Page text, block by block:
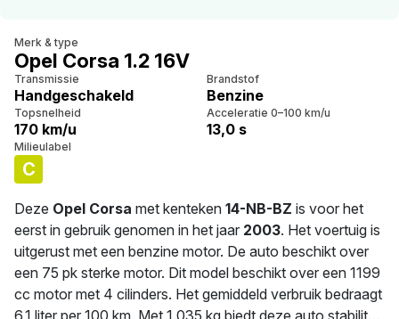
Merk & type
Opel Corsa 1.2 16V
Transmissie
Handgeschakeld
Brandstof
Benzine
Topsnelheid
170 km/u
Acceleratie 0–100 km/u
13,0 s
Milieulabel
C
Deze Opel Corsa met kenteken 14-NB-BZ is voor het
eerst in gebruik genomen in het jaar 2003. Het voertuig is
uitgerust met een benzine motor. De auto beschikt over
een 75 pk sterke motor. Dit model beschikt over een 1199
cc motor met 4 cilinders. Het gemiddeld verbruik bedraagt
6.1 liter per 100 km. Met 1.035 kg biedt deze auto stabiliteit